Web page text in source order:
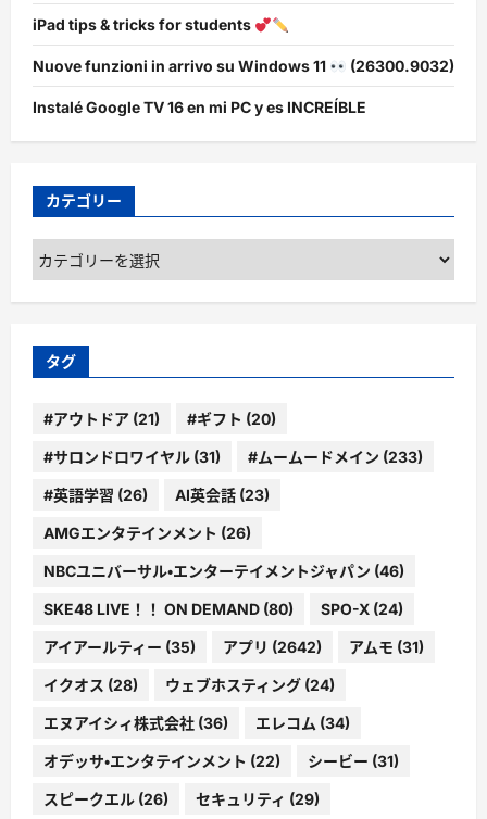
iPad tips & tricks for students
Nuove funzioni in arrivo su Windows 11 (26300.9032)
Instalé Google TV 16 en mi PC y es INCREÍBLE
カテゴリー
カ
テ
ゴ
ー
タグ
#アウトドア (21) #ギフト (20)
#サロンドロワイヤル (31) #ムームードメイン (233)
#英語学習 (26) AI英会話 (23)
AMGエンタテインメント (26)
NBCユニバーサル・エンターテイメントジャパン (46)
SKE48 LIVE！！ ON DEMAND (80) SPO-X (24)
アイアールティー (35) アプリ (2642) アムモ (31)
イクオス (28) ウェブホスティング (24)
エヌアイシィ株式会社 (36) エレコム (34)
オデッサ・エンタテインメント (22) シービー (31)
スピークエル (26) セキュリティ (29)